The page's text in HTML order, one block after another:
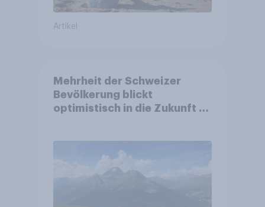
Artikel
Mehrheit der Schweizer
Bevölkerung blickt
optimistisch in die Zukunft –
Altersvorsorge